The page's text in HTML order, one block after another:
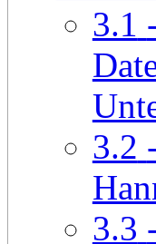
3.1
3.2
3.3